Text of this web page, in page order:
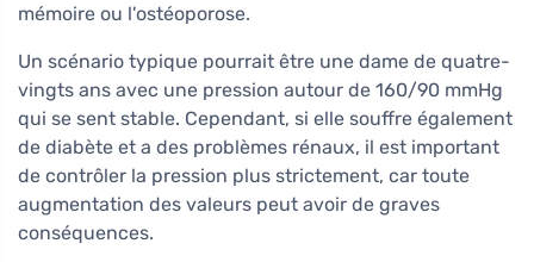
mémoire ou l'ostéoporose.
Un scénario typique pourrait être une dame de quatre-
vingts ans avec une pression autour de 160/90 mmHg
qui se sent stable. Cependant, si elle souffre également
de diabète et a des problèmes rénaux, il est important
de contrôler la pression plus strictement, car toute
augmentation des valeurs peut avoir de graves
conséquences.